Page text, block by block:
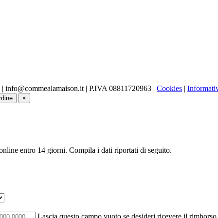
| P.IVA 08811720963 | Cookies |
×
entro 14 giorni. Compila i dati riportati di seguito.
Lascia questo campo vuoto se desideri ricevere il